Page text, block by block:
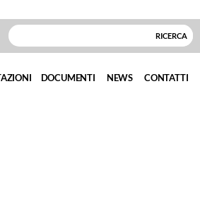
DOCUMENTI NEWS CONTATTI